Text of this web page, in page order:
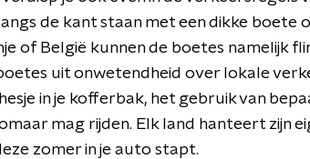
de kant staan met een dikke boete
of België kunnen de boetes namelijk
uit onwetendheid over lokale
in je kofferbak, het gebruik van
mag rijden. Elk land hanteert zijn
zomer in je auto stapt.